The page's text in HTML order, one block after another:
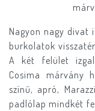
Nagyon nagy divat
burkolatok
A két felület
Cosima márvány
színű, apró,
padlólap mindkét